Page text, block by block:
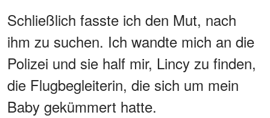
Schließlich fasste ich den Mut, nach
ihm zu suchen. Ich wandte mich an die
Polizei und sie half mir, Lincy zu finden,
die Flugbegleiterin, die sich um mein
Baby gekümmert hatte.